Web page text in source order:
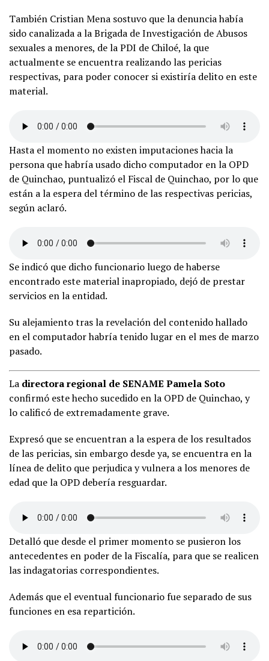
También Cristian Mena sostuvo que la denuncia había
sido canalizada a la Brigada de Investigación de Abusos
sexuales a menores, de la PDI de Chiloé, la que
actualmente se encuentra realizando las pericias
respectivas, para poder conocer si existiría delito en este
material.
Hasta el momento no existen imputaciones hacia la
persona que habría usado dicho computador en la OPD
de Quinchao, puntualizó el Fiscal de Quinchao, por lo que
están a la espera del término de las respectivas pericias,
según aclaró.
Se indicó que dicho funcionario luego de haberse
encontrado este material inapropiado, dejó de prestar
servicios en la entidad.
Su alejamiento tras la revelación del contenido hallado
en el computador habría tenido lugar en el mes de marzo
pasado.
La directora regional de SENAME Pamela Soto
confirmó este hecho sucedido en la OPD de Quinchao, y
lo calificó de extremadamente grave.
Expresó que se encuentran a la espera de los resultados
de las pericias, sin embargo desde ya, se encuentra en la
línea de delito que perjudica y vulnera a los menores de
edad que la OPD debería resguardar.
Detalló que desde el primer momento se pusieron los
antecedentes en poder de la Fiscalía, para que se realicen
las indagatorias correspondientes.
Además que el eventual funcionario fue separado de sus
funciones en esa repartición.